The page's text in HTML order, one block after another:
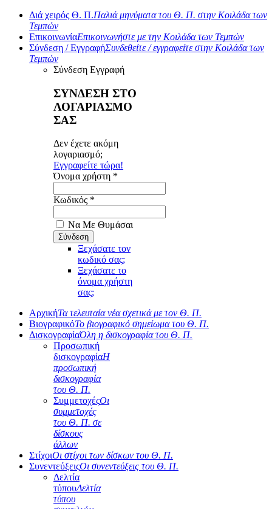
Διά χειρός Θ. Π.Παλιά μηνύματα του Θ. Π. στην Κοιλάδα των
Τεμπών
ΕπικοινωνίαΕπικοινωνήστε με την Κοιλάδα των Τεμπών
Σύνδεση / ΕγγραφήΣυνδεθείτε / εγγραφείτε στην Κοιλάδα των
Τεμπών
Σύνδεση Εγγραφή
ΣΥΝΔΕΣΗ ΣΤΟ
ΛΟΓΑΡΙΑΣΜΟ
ΣΑΣ
Δεν έχετε ακόμη
λογαριασμό;
Εγγραφείτε τώρα!
Όνομα χρήστη *
Κωδικός *
Να Με Θυμάσαι
Ξεχάσατε τον
κωδικό σας;
Ξεχάσατε το
όνομα χρήστη
σας;
ΑρχικήΤα τελευταία νέα σχετικά με τον Θ. Π.
ΒιογραφικόΤο βιογραφικό σημείωμα του Θ. Π.
ΔισκογραφίαΌλη η δισκογραφία του Θ. Π.
Προσωπική
δισκογραφίαΗ
προσωπική
δισκογραφία
του Θ. Π.
ΣυμμετοχέςΟι
συμμετοχές
του Θ. Π. σε
δίσκους
άλλων
ΣτίχοιΟι στίχοι των δίσκων του Θ. Π.
ΣυνεντεύξειςΟι συνεντεύξεις του Θ. Π.
Δελτία
τύπουΔελτία
τύπου